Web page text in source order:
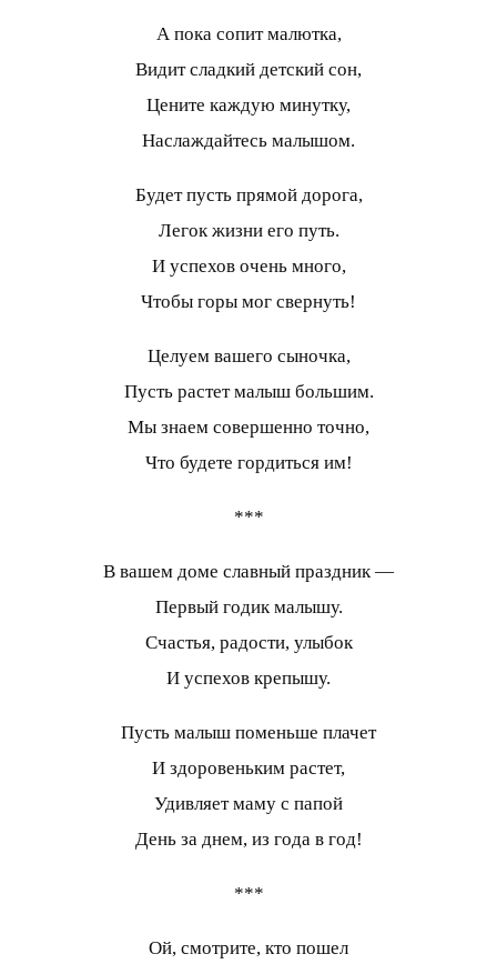
А пока сопит малютка,
Видит сладкий детский сон,
Цените каждую минутку,
Наслаждайтесь малышом.
Будет пусть прямой дорога,
Легок жизни его путь.
И успехов очень много,
Чтобы горы мог свернуть!
Целуем вашего сыночка,
Пусть растет малыш большим.
Мы знаем совершенно точно,
Что будете гордиться им!
***
В вашем доме славный праздник —
Первый годик малышу.
Счастья, радости, улыбок
И успехов крепышу.
Пусть малыш поменьше плачет
И здоровеньким растет,
Удивляет маму с папой
День за днем, из года в год!
***
Ой, смотрите, кто пошел